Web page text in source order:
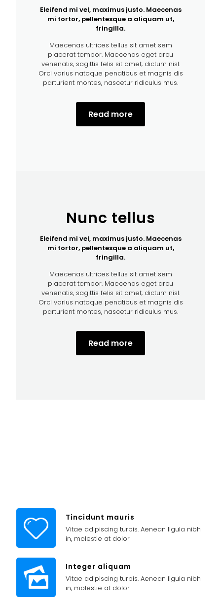
Eleifend mi vel, maximus justo. Maecenas
mi tortor, pellentesque a aliquam ut,
fringilla.
Maecenas ultrices tellus sit amet sem
placerat tempor. Maecenas eget arcu
venenatis, sagittis felis sit amet, dictum nisl.
Orci varius natoque penatibus et magnis dis
parturient montes, nascetur ridiculus mus.
Read more
Nunc tellus
Eleifend mi vel, maximus justo. Maecenas
mi tortor, pellentesque a aliquam ut,
fringilla.
Maecenas ultrices tellus sit amet sem
placerat tempor. Maecenas eget arcu
venenatis, sagittis felis sit amet, dictum nisl.
Orci varius natoque penatibus et magnis dis
parturient montes, nascetur ridiculus mus.
Read more
Tincidunt mauris
Vitae adipiscing turpis. Aenean ligula nibh
in, molestie at dolor
Integer aliquam
Vitae adipiscing turpis. Aenean ligula nibh
in, molestie at dolor